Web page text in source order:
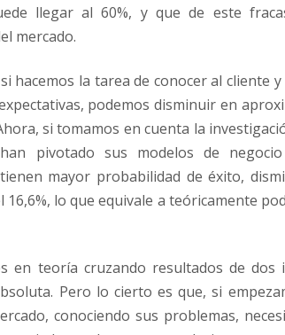
llegar al 60%, y que de este
mercado.
hacemos la tarea de conocer al cliente
podemos disminuir en
si tomamos en cuenta la
pivotado sus modelos de
mayor probabilidad de éxito,
16,6%, lo que equivale a teóricamente
en teoría cruzando resultados de dos
Pero lo cierto es que, si
conociendo sus problemas,